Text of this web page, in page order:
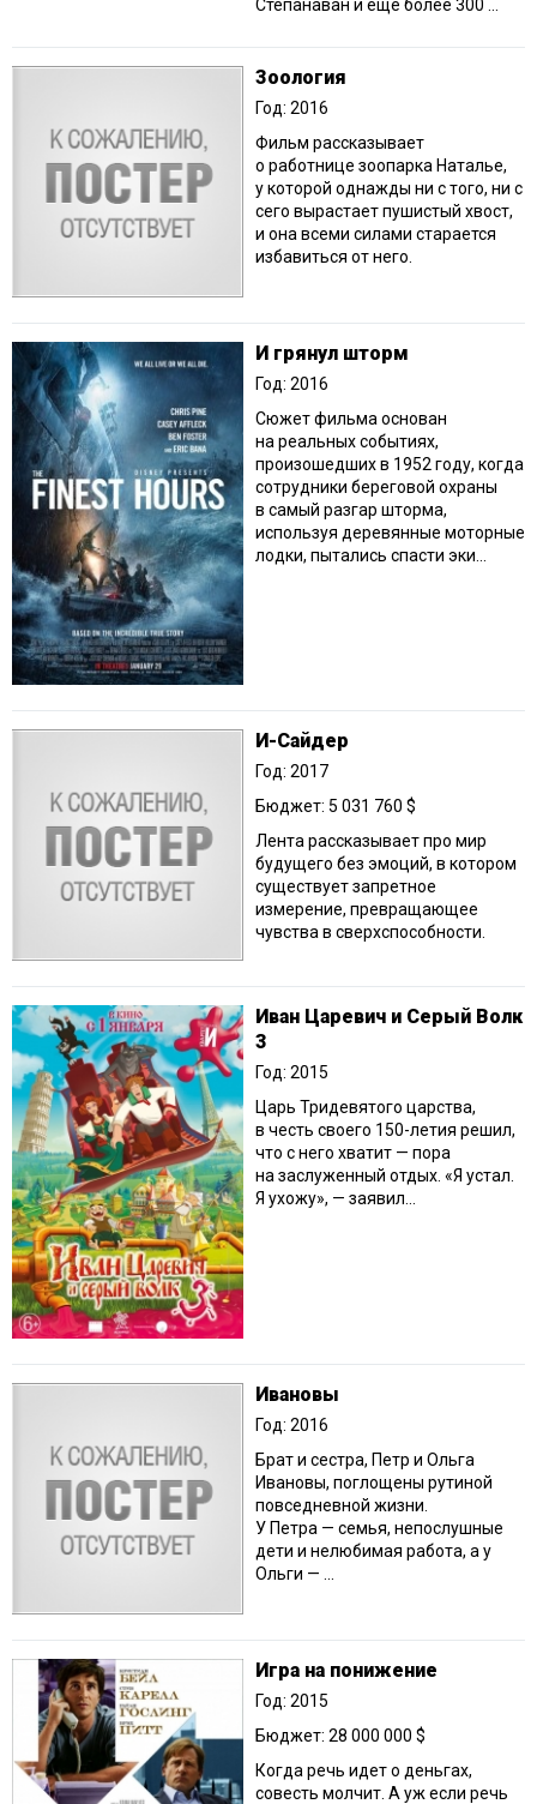
Степанаван и ещё более 300 ...
Зоология
Год: 2016
Фильм рассказывает
о работнице зоопарка Наталье,
у которой однажды ни с того, ни с
сего вырастает пушистый хвост,
и она всеми силами старается
избавиться от него.
И грянул шторм
Год: 2016
Сюжет фильма основан
на реальных событиях,
произошедших в 1952 году, когда
сотрудники береговой охраны
в самый разгар шторма,
используя деревянные моторные
лодки, пытались спасти эки...
И-Сайдер
Год: 2017
Бюджет: 5 031 760 $
Лента рассказывает про мир
будущего без эмоций, в котором
существует запретное
измерение, превращающее
чувства в сверхспособности.
Иван Царевич и Серый Волк
3
Год: 2015
Царь Тридевятого царства,
в честь своего 150-летия решил,
что с него хватит — пора
на заслуженный отдых. «Я устал.
Я ухожу», — заявил...
Ивановы
Год: 2016
Брат и сестра, Петр и Ольга
Ивановы, поглощены рутиной
повседневной жизни.
У Петра — семья, непослушные
дети и нелюбимая работа, а у
Ольги — ...
Игра на понижение
Год: 2015
Бюджет: 28 000 000 $
Когда речь идет о деньгах,
совесть молчит. А уж если речь